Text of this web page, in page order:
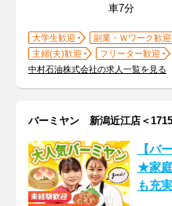
車7分
大学生歓迎 副業・Ｗワーク歓迎
主婦(夫)歓迎
フリーター歓迎
中村石油株式会社の求人一覧を見る
バーミヤン 新潟近江店＜
【バ
★家庭
も充